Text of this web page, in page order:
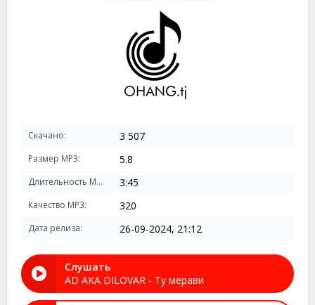
Скачано: 3 507
Размер MP3: 5.8
Длительность MP3: 3:45
Качество MP3: 320
Дата релиза: 26-09-2024, 21:12
Слушать
AD AKA DILOVAR - Ту мерави